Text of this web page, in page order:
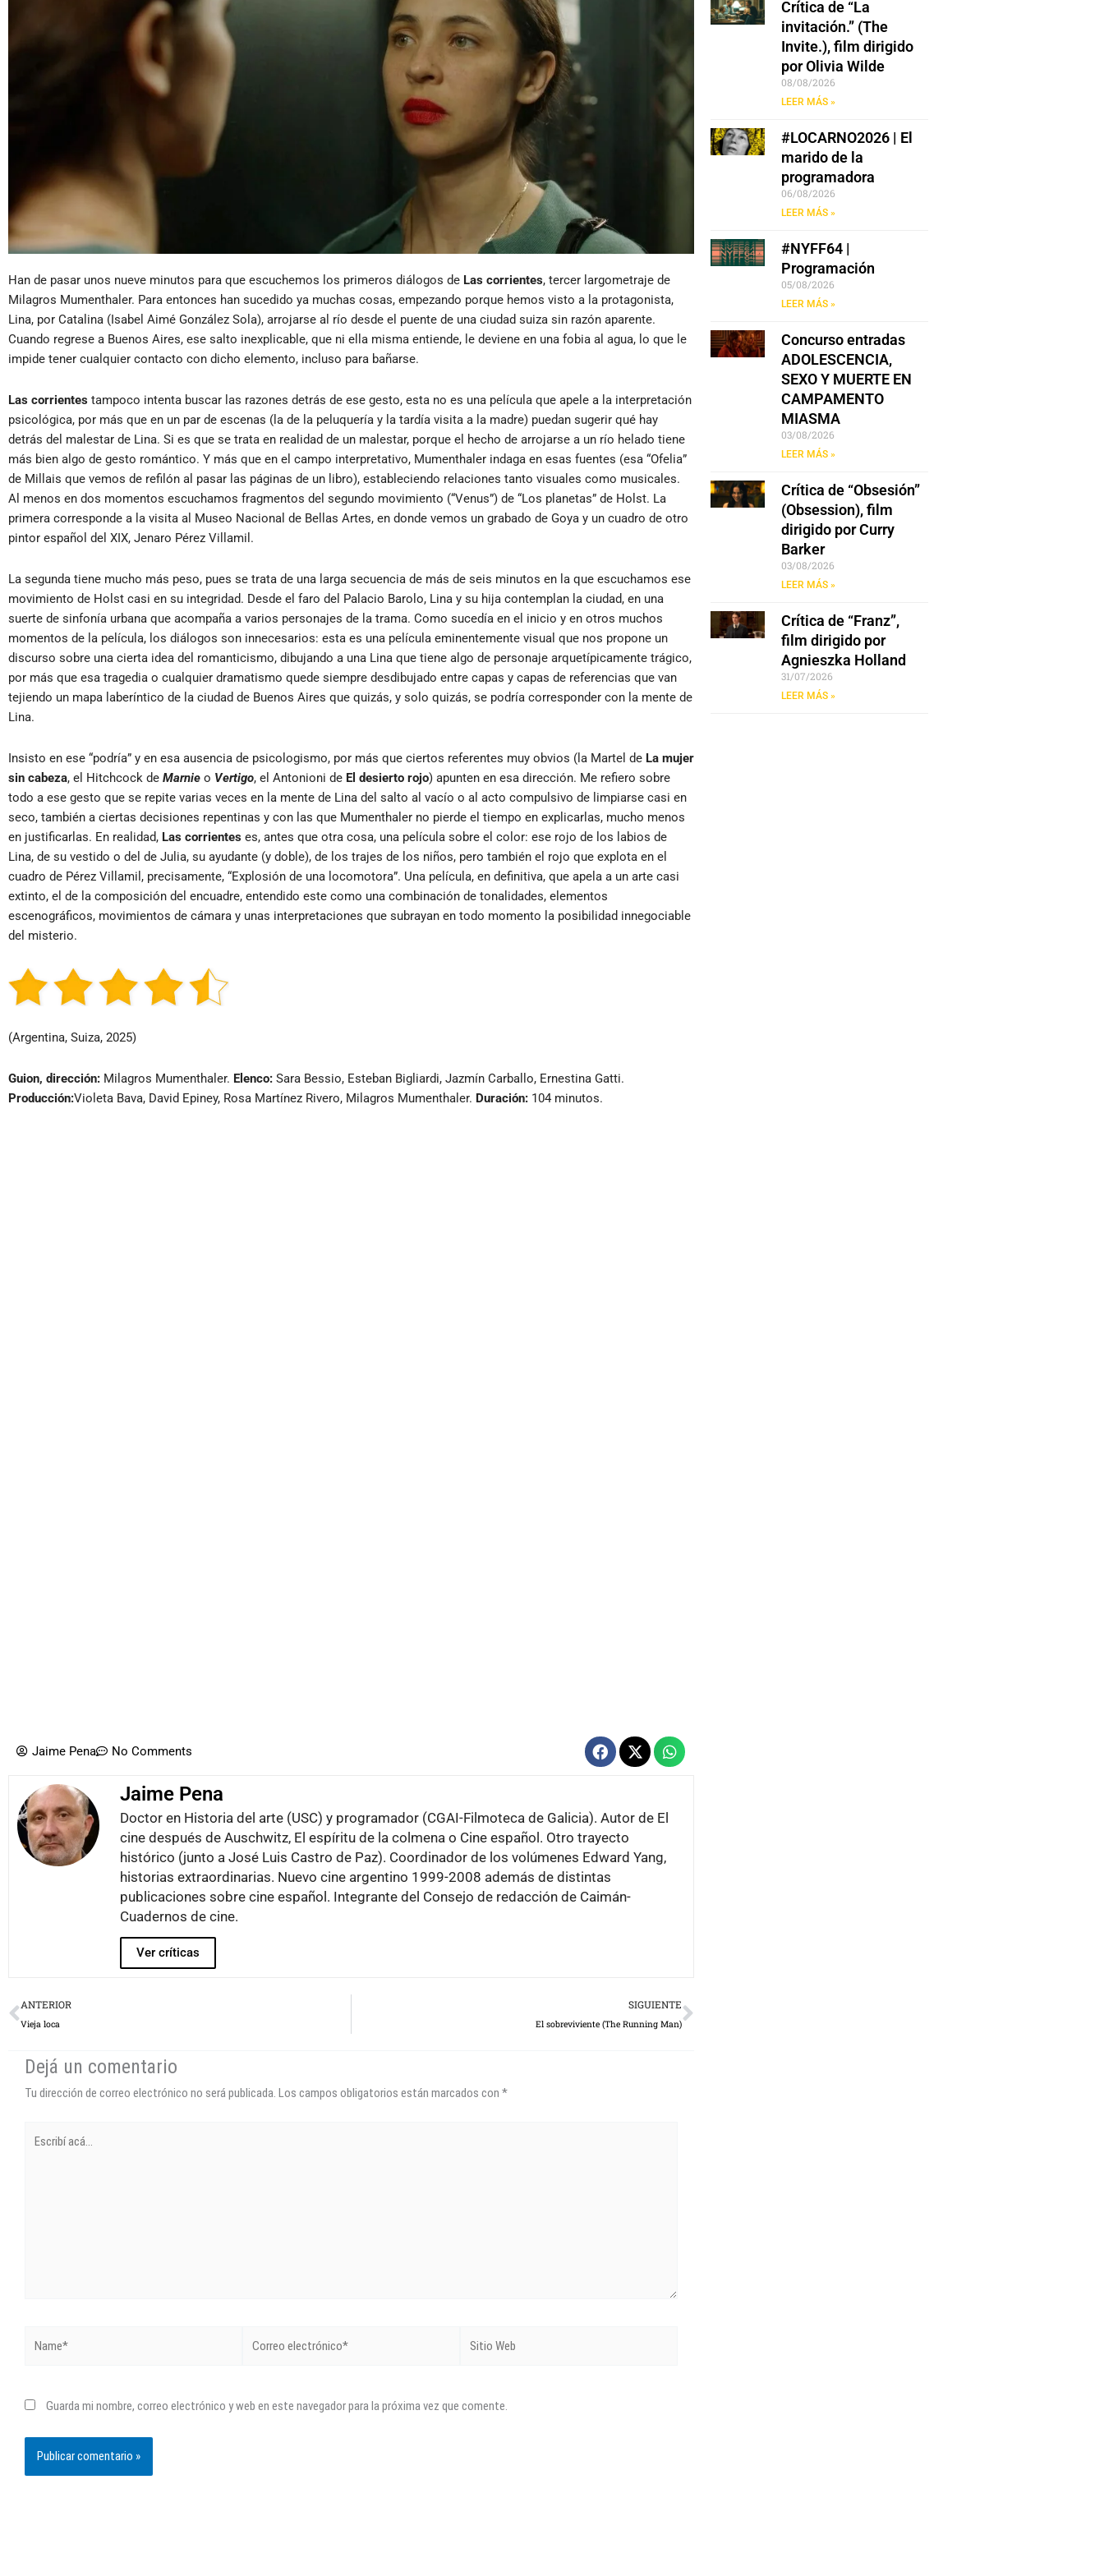
Han de pasar unos nueve minutos para que escuchemos los primeros diálogos de Las corrientes, tercer largometraje de
Milagros Mumenthaler. Para entonces han sucedido ya muchas cosas, empezando porque hemos visto a la protagonista,
Lina, por Catalina (Isabel Aimé González Sola), arrojarse al río desde el puente de una ciudad suiza sin razón aparente.
Cuando regrese a Buenos Aires, ese salto inexplicable, que ni ella misma entiende, le deviene en una fobia al agua, lo que le
impide tener cualquier contacto con dicho elemento, incluso para bañarse.
Las corrientes tampoco intenta buscar las razones detrás de ese gesto, esta no es una película que apele a la interpretación
psicológica, por más que en un par de escenas (la de la peluquería y la tardía visita a la madre) puedan sugerir qué hay
detrás del malestar de Lina. Si es que se trata en realidad de un malestar, porque el hecho de arrojarse a un río helado tiene
más bien algo de gesto romántico. Y más que en el campo interpretativo, Mumenthaler indaga en esas fuentes (esa “Ofelia”
de Millais que vemos de refilón al pasar las páginas de un libro), estableciendo relaciones tanto visuales como musicales.
Al menos en dos momentos escuchamos fragmentos del segundo movimiento (“Venus”) de “Los planetas” de Holst. La
primera corresponde a la visita al Museo Nacional de Bellas Artes, en donde vemos un grabado de Goya y un cuadro de otro
pintor español del XIX, Jenaro Pérez Villamil.
La segunda tiene mucho más peso, pues se trata de una larga secuencia de más de seis minutos en la que escuchamos ese
movimiento de Holst casi en su integridad. Desde el faro del Palacio Barolo, Lina y su hija contemplan la ciudad, en una
suerte de sinfonía urbana que acompaña a varios personajes de la trama. Como sucedía en el inicio y en otros muchos
momentos de la película, los diálogos son innecesarios: esta es una película eminentemente visual que nos propone un
discurso sobre una cierta idea del romanticismo, dibujando a una Lina que tiene algo de personaje arquetípicamente trágico,
por más que esa tragedia o cualquier dramatismo quede siempre desdibujado entre capas y capas de referencias que van
tejiendo un mapa laberíntico de la ciudad de Buenos Aires que quizás, y solo quizás, se podría corresponder con la mente de
Lina.
Insisto en ese “podría” y en esa ausencia de psicologismo, por más que ciertos referentes muy obvios (la Martel de La mujer
sin cabeza, el Hitchcock de Marnie o Vertigo, el Antonioni de El desierto rojo) apunten en esa dirección. Me refiero sobre
todo a ese gesto que se repite varias veces en la mente de Lina del salto al vacío o al acto compulsivo de limpiarse casi en
seco, también a ciertas decisiones repentinas y con las que Mumenthaler no pierde el tiempo en explicarlas, mucho menos
en justificarlas. En realidad, Las corrientes es, antes que otra cosa, una película sobre el color: ese rojo de los labios de
Lina, de su vestido o del de Julia, su ayudante (y doble), de los trajes de los niños, pero también el rojo que explota en el
cuadro de Pérez Villamil, precisamente, “Explosión de una locomotora”. Una película, en definitiva, que apela a un arte casi
extinto, el de la composición del encuadre, entendido este como una combinación de tonalidades, elementos
escenográficos, movimientos de cámara y unas interpretaciones que subrayan en todo momento la posibilidad innegociable
del misterio.
(Argentina, Suiza, 2025)
Guion, dirección: Milagros Mumenthaler. Elenco: Sara Bessio, Esteban Bigliardi, Jazmín Carballo, Ernestina Gatti.
Producción:Violeta Bava, David Epiney, Rosa Martínez Rivero, Milagros Mumenthaler. Duración: 104 minutos.
Jaime Pena No Comments
Jaime Pena
Doctor en Historia del arte (USC) y programador (CGAI-Filmoteca de Galicia). Autor de El
cine después de Auschwitz, El espíritu de la colmena o Cine español. Otro trayecto
histórico (junto a José Luis Castro de Paz). Coordinador de los volúmenes Edward Yang,
historias extraordinarias. Nuevo cine argentino 1999-2008 además de distintas
publicaciones sobre cine español. Integrante del Consejo de redacción de Caimán-
Cuadernos de cine.
Ver críticas
Prev
ANTERIOR
Vieja loca
SIGUIENTE
El sobreviviente (The Running Man)
Next
Dejá un comentario
Tu dirección de correo electrónico no será publicada. Los campos obligatorios están marcados con *
acá...
electrónico*
Web
Guarda mi nombre, correo electrónico y web en este navegador para la próxima vez que comente.
Crítica de “La
invitación.” (The
Invite.), film dirigido
por Olivia Wilde
08/08/2026
LEER MÁS »
#LOCARNO2026 | El
marido de la
programadora
06/08/2026
LEER MÁS »
#NYFF64 |
Programación
05/08/2026
LEER MÁS »
Concurso entradas
ADOLESCENCIA,
SEXO Y MUERTE EN
CAMPAMENTO
MIASMA
03/08/2026
LEER MÁS »
Crítica de “Obsesión”
(Obsession), film
dirigido por Curry
Barker
03/08/2026
LEER MÁS »
Crítica de “Franz”,
film dirigido por
Agnieszka Holland
31/07/2026
LEER MÁS »